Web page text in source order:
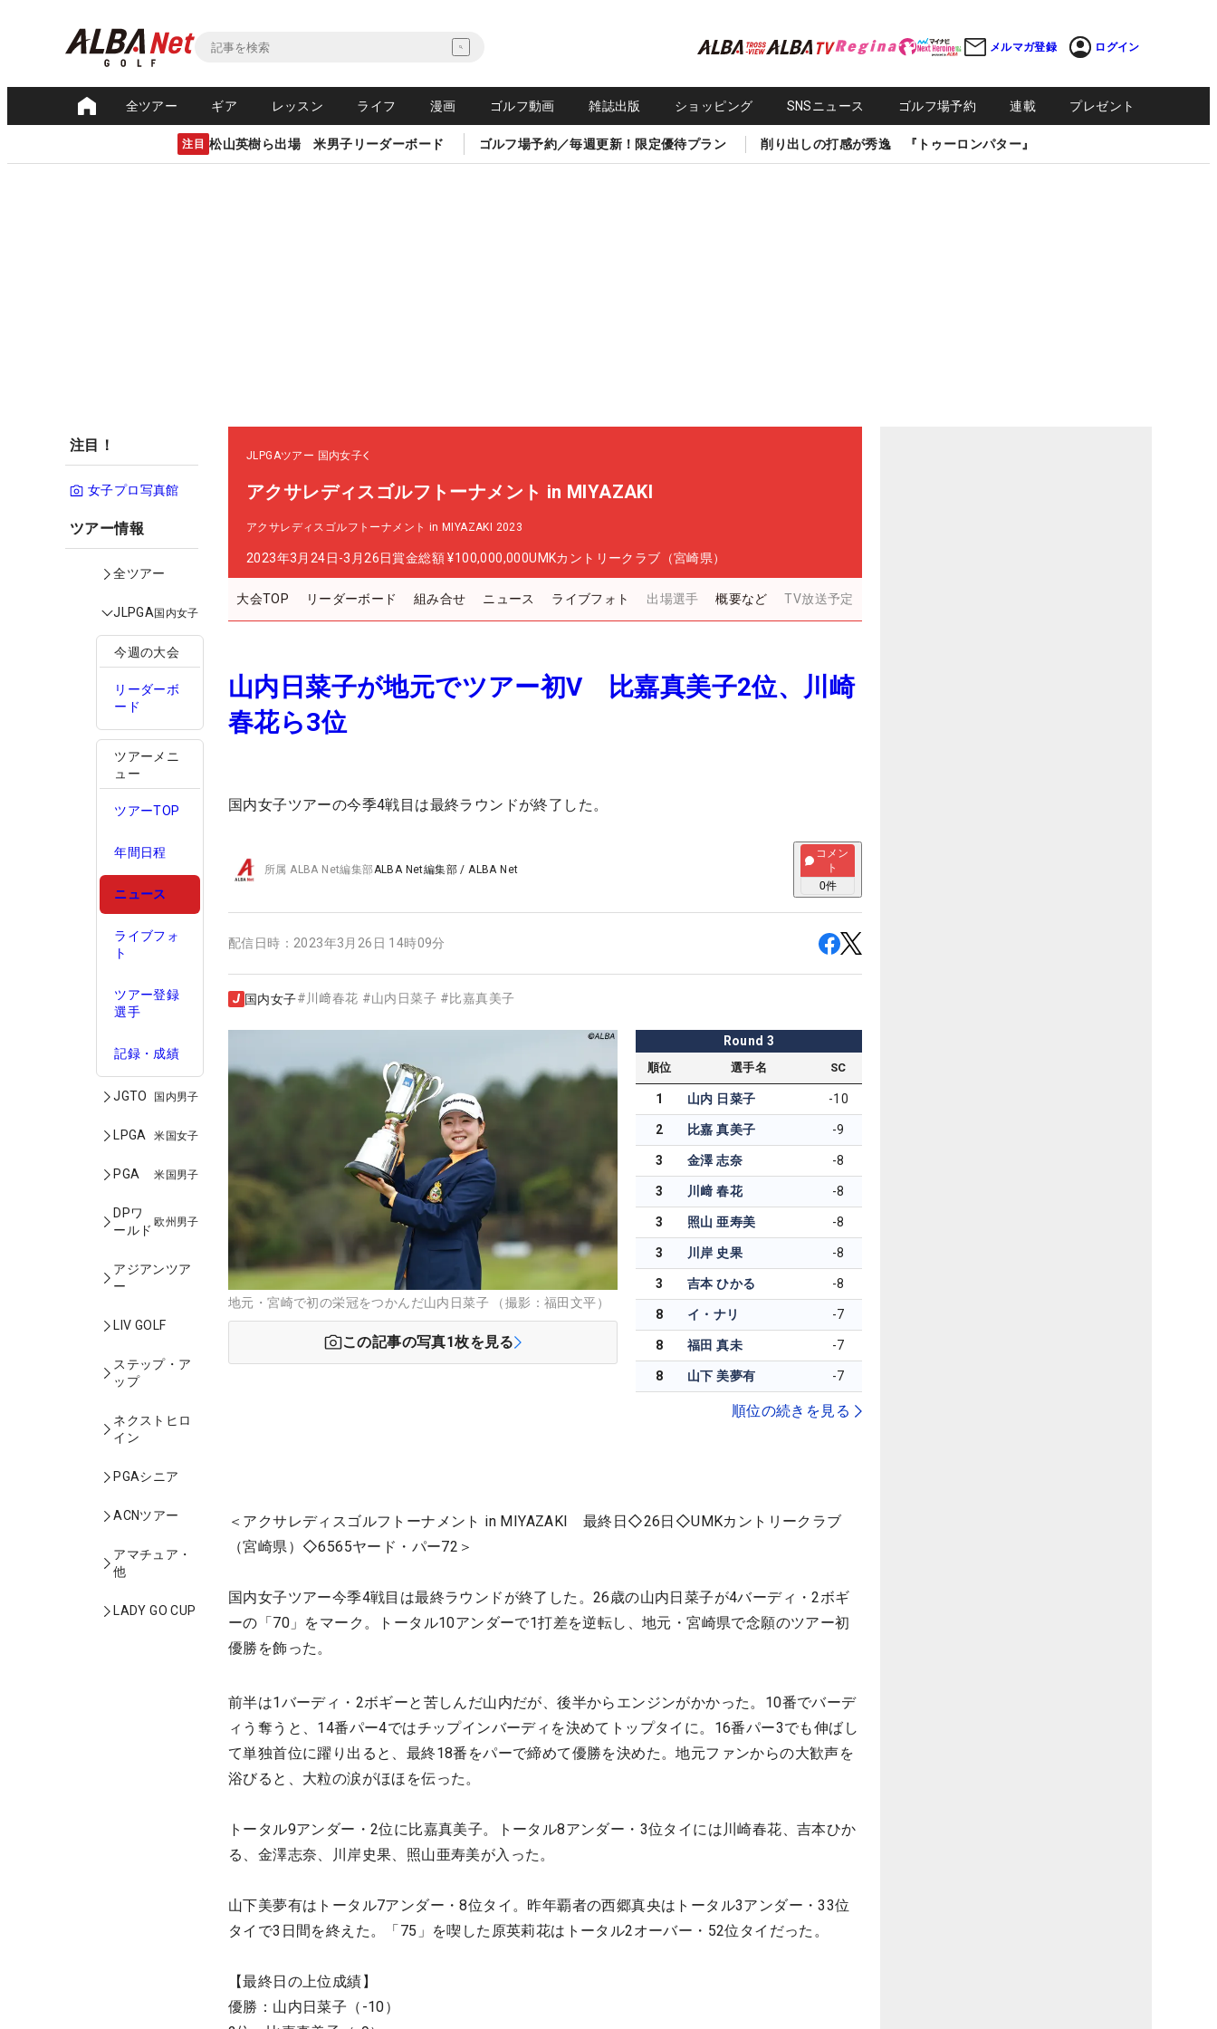
メルマガ登録 ログイン
全ツアー ギア レッスン ライフ 漫画 ゴルフ動画 雑誌出版 ショッピング SNSニュース ゴルフ場予約 連載 プレゼント
注目 松山英樹ら出場 米男子リーダーボード ゴルフ場予約／毎週更新！限定優待プラン 削り出しの打感が秀逸 『トゥーロンパター』
注目！
女子プロ写真館
ツアー情報
全ツアー
JLPGA国内女子
今週の大会
リーダーボ
ード
ツアーメニ
ュー
ツアーTOP
年間日程
ニュース
ライブフォ
ト
ツアー登録
選手
記録・成績
JGTO 国内男子
LPGA 米国女子
PGA 米国男子
DPワ
ールド
欧州男子
アジアンツア
ー
LIV GOLF
ステップ・ア
ップ
ネクストヒロ
イン
PGAシニア
ACNツアー
アマチュア・
他
LADY GO CUP
JLPGAツアー 国内女子
アクサレディスゴルフトーナメント in MIYAZAKI
アクサレディスゴルフトーナメント in MIYAZAKI 2023
2023年3月24日-3月26日賞金総額 ¥100,000,000UMKカントリークラブ（宮崎県）
大会TOP リーダーボード 組み合せ ニュース ライブフォト 出場選手 概要など TV放送予定
山内日菜子が地元でツアー初V 比嘉真美子2位、川崎
春花ら3位
国内女子ツアーの今季4戦目は最終ラウンドが終了した。
所属ALBA Net編集部ALBA Net編集部 /ALBA Net
コメン
ト
0件
配信日時： 2023年3月26日 14時09分
国内女子# 川﨑春花 #山内日菜子 #比嘉真美子
地元・宮崎で初の栄冠をつかんだ山内日菜子 （撮影：福田文平）
この記事の写真1枚を見る
Round 3
順位 選手名 SC
1 山内 日菜子 -10
2 比嘉 真美子 -9
3 金澤 志奈 -8
3 川﨑 春花 -8
3 照山 亜寿美 -8
3 川岸 史果 -8
3 吉本 ひかる -8
8 イ・ナリ -7
8 福田 真未 -7
8 山下 美夢有 -7
順位の続きを見る
＜アクサレディスゴルフトーナメント in MIYAZAKI 最終日◇26日◇UMKカントリークラブ
（宮崎県）◇6565ヤード・パー72＞
国内女子ツアー今季4戦目は最終ラウンドが終了した。26歳の山内日菜子が4バーディ・2ボギ
ーの「70」をマーク。トータル10アンダーで1打差を逆転し、地元・宮崎県で念願のツアー初
優勝を飾った。
前半は1バーディ・2ボギーと苦しんだ山内だが、後半からエンジンがかかった。10番でバーデ
ィう奪うと、14番パー4ではチップインバーディを決めてトップタイに。16番パー3でも伸ばし
て単独首位に躍り出ると、最終18番をパーで締めて優勝を決めた。地元ファンからの大歓声を
浴びると、大粒の涙がほほを伝った。
トータル9アンダー・2位に比嘉真美子。トータル8アンダー・3位タイには川崎春花、吉本ひか
る、金澤志奈、川岸史果、照山亜寿美が入った。
山下美夢有はトータル7アンダー・8位タイ。昨年覇者の西郷真央はトータル3アンダー・33位
タイで3日間を終えた。「75」を喫した原英莉花はトータル2オーバー・52位タイだった。
【最終日の上位成績】
優勝：山内日菜子（-10）